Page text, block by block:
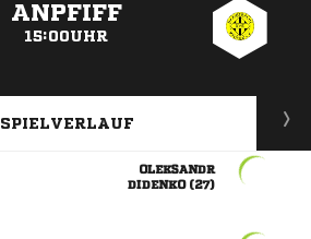
ANPFIFF
15:00UHR
SPIELVERLAUF

 